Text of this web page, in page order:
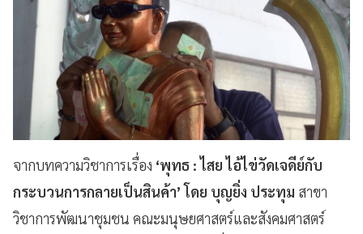
จากบทความวิชาการเรื่อง ‘พุทธ : ไสย ไอ้ไข่วัดเจดีย์กับ
กระบวนการกลายเป็นสินค้า’โดย บุญยิ่ง ประทุม สาขา
วิชาการพัฒนาชุมชน คณะมนุษยศาสตร์และสังคมศาสตร์